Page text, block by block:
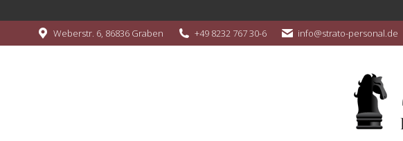
Weberstr. 6, 86836 Graben +49 8232 767 30-6 info@strato-personal.de
Über STRATO Service & Informationen